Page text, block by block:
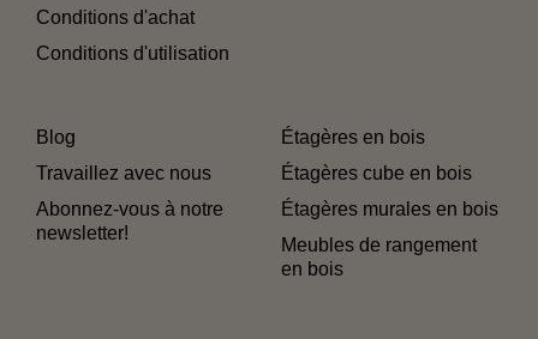
Conditions d'achat
Conditions d'utilisation
Blog
Travaillez avec nous
Abonnez-vous à notre
newsletter!
Étagères en bois
Étagères cube en bois
Étagères murales en bois
Meubles de rangement
en bois